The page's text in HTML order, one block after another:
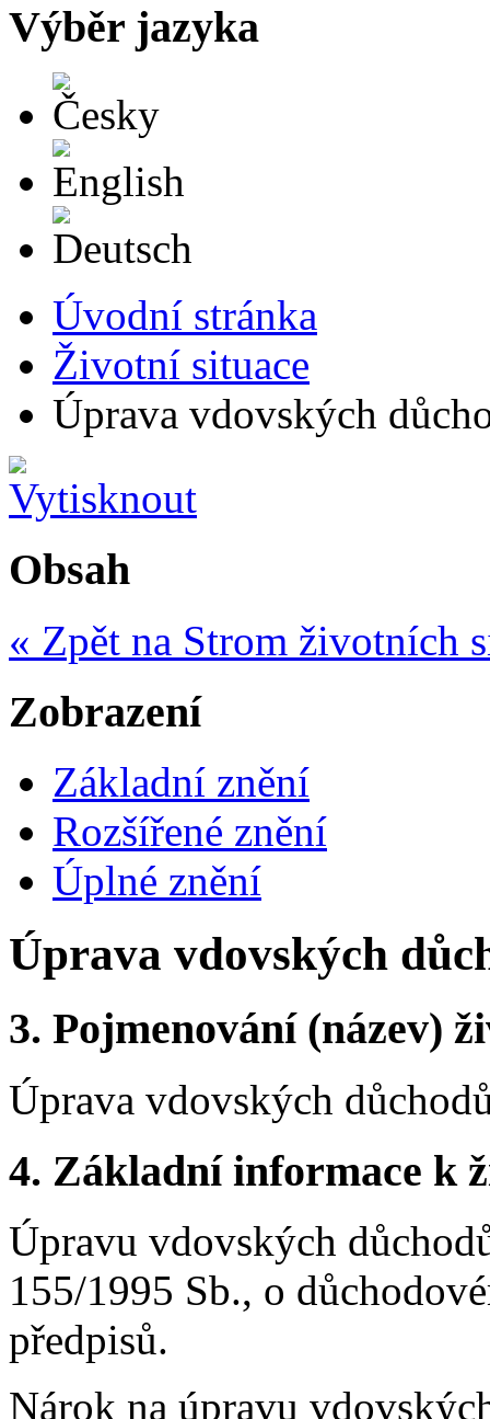
Výběr jazyka
Úvodní stránka
Životní situace
Úprava vdovských
Obsah
« Zpět na Strom životních
Zobrazení
Základní znění
Rozšířené znění
Úplné znění
Úprava vdovských
3. Pojmenování (název)
Úprava vdovských
4. Základní informace k
Úpravu vdovských
155/1995 Sb., o
předpisů.
Nárok na úpravu